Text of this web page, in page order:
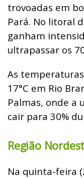
trovoadas em
Pará. No litoral
ganham
ultrapassar os
As
17°C em Rio
Palmas, onde a
cair para 30%
Região
Na quinta-feira